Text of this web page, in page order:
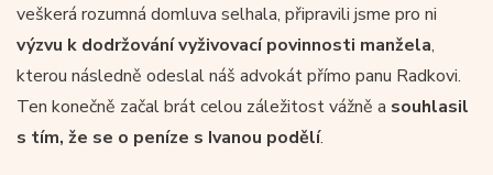
veškerá rozumná domluva selhala, připravili jsme pro ni
výzvu k dodržování vyživovací povinnosti manžela,
kterou následně odeslal náš advokát přímo panu Radkovi.
Ten konečně začal brát celou záležitost vážně a souhlasil
s tím, že se o peníze s Ivanou podělí.